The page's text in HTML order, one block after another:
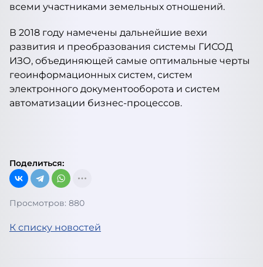
всеми участниками земельных отношений.
В 2018 году намечены дальнейшие вехи
развития и преобразования системы ГИСОД
ИЗО, объединяющей самые оптимальные черты
геоинформационных систем, систем
электронного документооборота и систем
автоматизации бизнес-процессов.
Поделиться:
Просмотров: 880
К списку новостей